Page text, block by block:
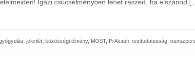
Igazi csúcsélményben lehet részed, ha elszánod
, jelenlét, közösségi élmény, MOST, PrAkash, testtudatosság,